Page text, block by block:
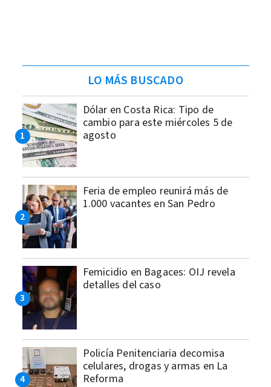
LO MÁS BUSCADO
Dólar en Costa Rica: Tipo de
cambio para este miércoles 5 de
agosto
Feria de empleo reunirá más de
1.000 vacantes en San Pedro
Femicidio en Bagaces: OIJ revela
detalles del caso
Policía Penitenciaria decomisa
celulares, drogas y armas en La
Reforma